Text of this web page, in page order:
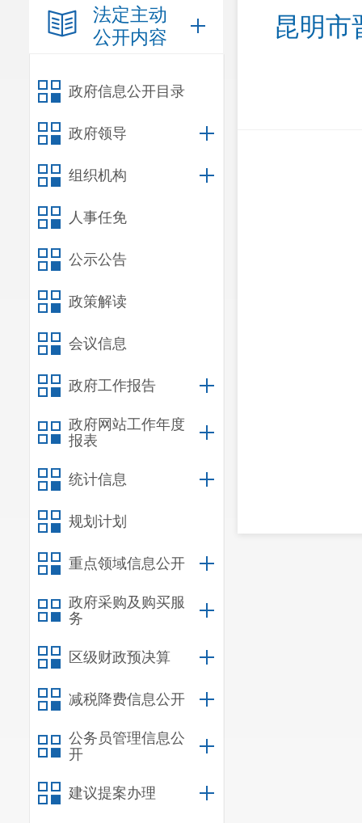
法定主动
公开内容
政府信息公开目录
政府领导
组织机构
人事任免
公示公告
政策解读
会议信息
政府工作报告
政府网站工作年度
报表
统计信息
规划计划
重点领域信息公开
政府采购及购买服
务
区级财政预决算
减税降费信息公开
公务员管理信息公
开
建议提案办理
昆明市